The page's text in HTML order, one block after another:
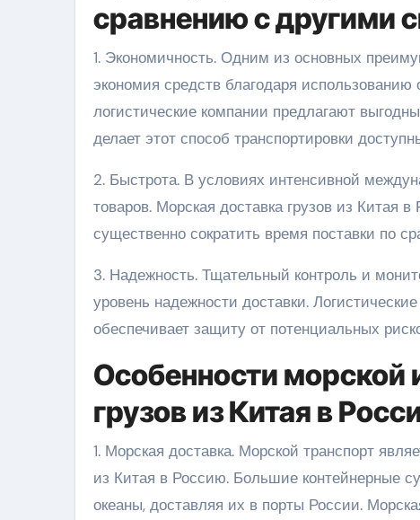
сравнению с другими
1. Экономичность. Одним из основных
экономия средств благодаря
логистические компании предлагают
делает этот способ транспортировки
2. Быстрота. В условиях интенсивной
товаров. Морская доставка грузов из Китая
существенно сократить время поставки по
3. Надежность. Тщательный контроль и
уровень надежности доставки.
обеспечивает защиту от потенциальных
Особенности морской
грузов из Китая в
1. Морская доставка. Морской транспорт
из Китая в Россию. Большие контейнерные
океаны, доставляя их в порты России.